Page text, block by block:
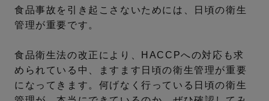
食品事故を引き起こさないためには、日頃の衛生
管理が重要です。
食品衛生法の改正により、HACCPへの対応も求
められている中、ますます日頃の衛生管理が重要
になってきます。何げなく行っている日頃の衛生